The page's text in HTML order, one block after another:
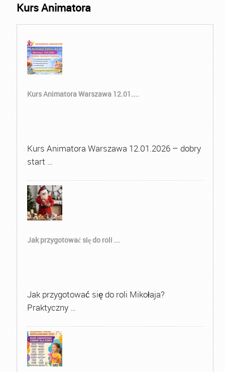
Kurs Animatora
Kurs Animatora Warszawa 12.01....
Kurs Animatora Warszawa 12.01.2026 – dobry
start …
Jak przygotować się do roli ...
Jak przygotować się do roli Mikołaja?
Praktyczny …